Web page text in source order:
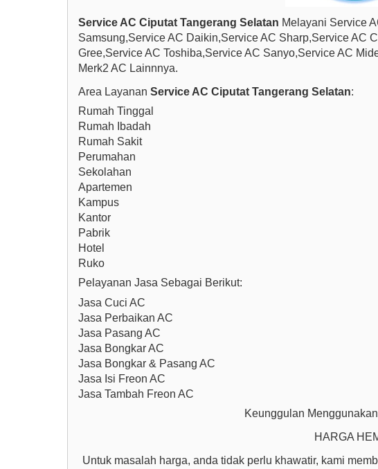
Service AC Ciputat Tangerang Selatan Melayani Service
Samsung,Service AC Daikin,Service AC Sharp,Service AC
Gree,Service AC Toshiba,Service AC Sanyo,Service AC
Merk2 AC Lainnnya.
Area Layanan Service AC Ciputat Tangerang Selatan:
Rumah Tinggal
Rumah Ibadah
Rumah Sakit
Perumahan
Sekolahan
Apartemen
Kampus
Kantor
Pabrik
Hotel
Ruko
Pelayanan Jasa Sebagai Berikut:
Jasa Cuci AC
Jasa Perbaikan AC
Jasa Pasang AC
Jasa Bongkar AC
Jasa Bongkar & Pasang AC
Jasa Isi Freon AC
Jasa Tambah Freon AC
Keunggulan
HARGA
Untuk masalah harga, anda tidak perlu khawatir, kami